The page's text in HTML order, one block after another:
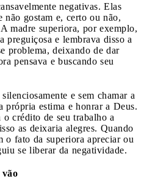
negativas. Elas
não gostam e, certo ou não,
madre superiora, por exemplo,
preguiçosa e lembrava disso a
problema, deixando de dar
pensava e buscando seu
e sem chamar a
própria estima e honrar a Deus.
crédito de seu trabalho a
as deixaria alegres. Quando
o fato da superiora apreciar ou
se liberar da negatividade.
vão